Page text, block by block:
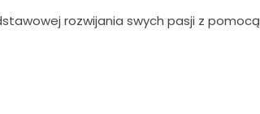
rozwijania swych pasji z pomocą